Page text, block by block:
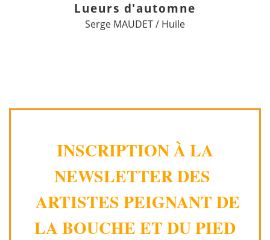
Lueurs d'automne
Serge MAUDET / Huile
INSCRIPTION À LA
NEWSLETTER DES
ARTISTES PEIGNANT DE
LA BOUCHE ET DU PIED